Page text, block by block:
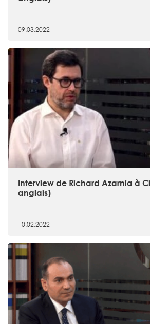
09.03.2022
Interview de Richard Azarnia à
anglais)
10.02.2022